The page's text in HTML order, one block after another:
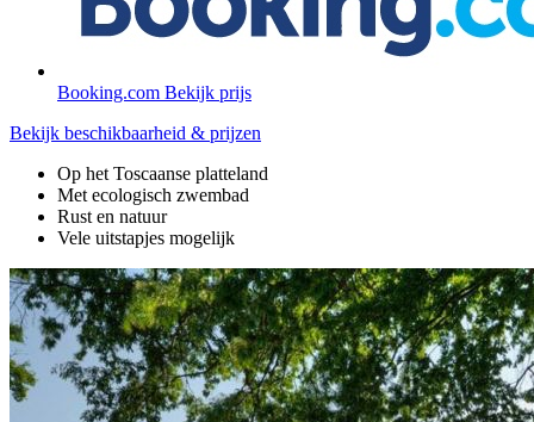
Booking.com Bekijk prijs
Bekijk beschikbaarheid & prijzen
Op het Toscaanse platteland
Met ecologisch zwembad
Rust en natuur
Vele uitstapjes mogelijk